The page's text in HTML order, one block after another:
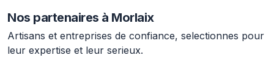
Nos partenaires à Morlaix
Artisans et entreprises de confiance, selectionnes pour
leur expertise et leur serieux.